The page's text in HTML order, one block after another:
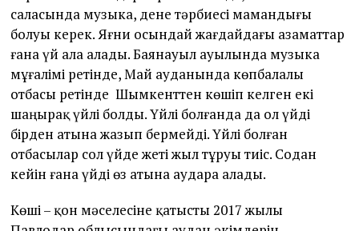
саласында музыка, дене тәрбиесі мамандығы
болуы керек. Яғни осындай жағдайдағы азаматтар
ғана үй ала алады. Баянауыл ауылында музыка
мұғалімі ретінде, Май ауданында көпбалалы
отбасы ретінде Шымкенттен көшіп келген екі
шаңырақ үйлі болды. Үйлі болғанда да ол үйді
бірден атына жазып бермейді. Үйлі болған
отбасылар сол үйде жеті жыл тұруы тиіс. Содан
кейін ғана үйді өз атына аудара алады.
Көші – қон мәселесіне қатысты 2017 жылы